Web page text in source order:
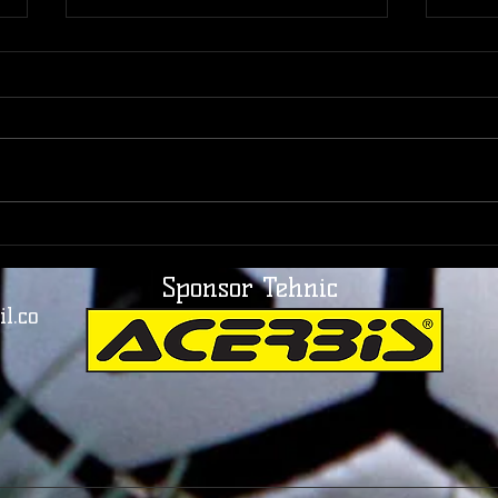
Italia, între orgoliu și
realitate
Sponsor Tehnic